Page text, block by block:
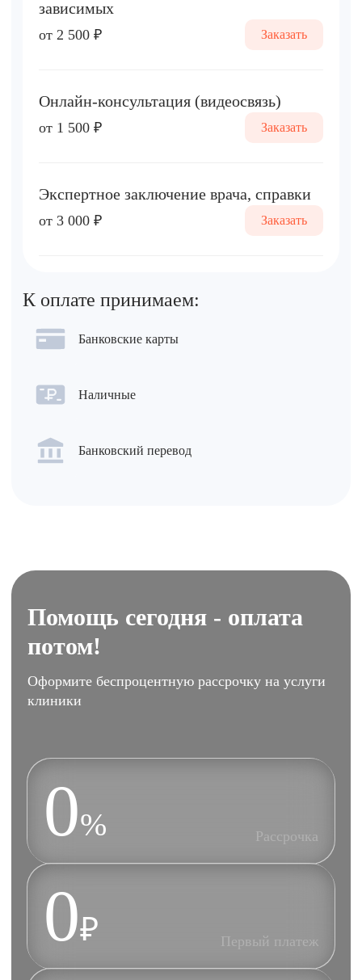
зависимых
от 2 500 ₽ Заказать
Онлайн-консультация (видеосвязь)
от 1 500 ₽ Заказать
Экспертное заключение врача, справки
от 3 000 ₽ Заказать
К оплате принимаем:
Банковские карты
Наличные
Банковский перевод
Помощь сегодня - оплата
потом!
Оформите беспроцентную рассрочку на услуги
клиники
0% Рассрочка
0₽ Первый платеж